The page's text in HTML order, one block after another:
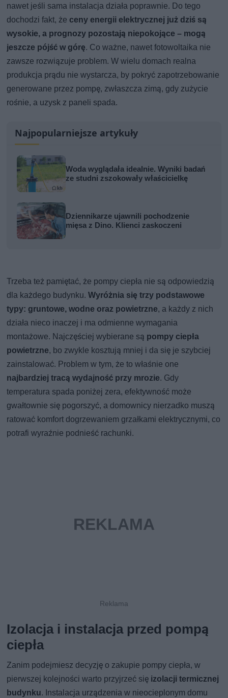
nawet jeśli sama instalacja działa poprawnie. Do tego
dochodzi fakt, że ceny energii elektrycznej już dziś są
wysokie, a prognozy pozostają niepokojące – mogą
jeszcze pójść w górę. Co ważne, nawet fotowoltaika nie
zawsze rozwiązuje problem. W wielu domach realna
produkcja prądu nie wystarcza, by pokryć zapotrzebowanie
generowane przez pompę, zwłaszcza zimą, gdy zużycie
rośnie, a uzysk z paneli spada.
Najpopularniejsze artykuły
Woda wyglądała idealnie. Wyniki badań
ze studni zszokowały właścicielkę
Dziennikarze ujawnili pochodzenie
mięsa z Dino. Klienci zaskoczeni
Trzeba też pamiętać, że pompy ciepła nie są odpowiedzią
dla każdego budynku.Wyróżnia się trzy podstawowe
typy: gruntowe, wodne oraz powietrzne, a każdy z nich
działa nieco inaczej i ma odmienne wymagania
montażowe. Najczęściej wybierane są pompy ciepła
powietrzne, bo zwykle kosztują mniej i da się je szybciej
zainstalować. Problem w tym, że to właśnie one
najbardziej tracą wydajność przy mrozie. Gdy
temperatura spada poniżej zera, efektywność może
gwałtownie się pogorszyć, a domownicy nierzadko muszą
ratować komfort dogrzewaniem grzałkami elektrycznymi, co
potrafi wyraźnie podnieść rachunki.
Izolacja i instalacja przed pompą
ciepła
Zanim podejmiesz decyzję o zakupie pompy ciepła, w
pierwszej kolejności warto przyjrzeć się izolacji termicznej
budynku. Instalacja urządzenia w nieocieplonym domu